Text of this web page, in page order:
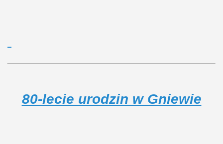
80-lecie urodzin w Gniewie